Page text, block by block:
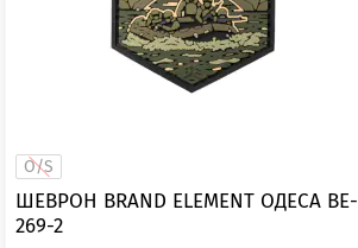
O/S
ШЕВРОН BRAND ELEMENT ОДЕСА BE-
269-2